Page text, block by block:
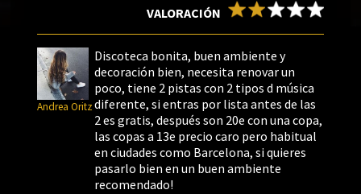
VALORACIÓN
Andrea Oritz
Discoteca bonita, buen ambiente y
decoración bien, necesita renovar un
poco, tiene 2 pistas con 2 tipos d música
diferente, si entras por lista antes de las
2 es gratis, después son 20e con una copa,
las copas a 13e precio caro pero habitual
en ciudades como Barcelona, si quieres
pasarlo bien en un buen ambiente
recomendado!